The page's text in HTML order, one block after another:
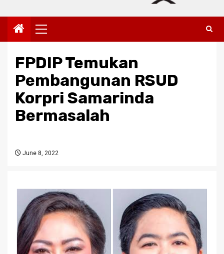
Primary
Menu
FPDIP Temukan
Pembangunan RSUD
Korpri Samarinda
Bermasalah
June 8, 2022